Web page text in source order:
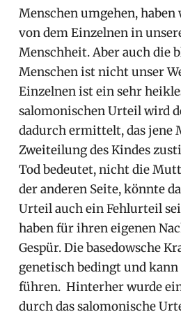
Menschen umgehen,
von dem Einzelnen in
Menschheit. Aber auch die
Menschen ist nicht unser
Einzelnen ist ein sehr
salomonischen Urteil wird
dadurch ermittelt, das jene
Zweiteilung des Kindes
Tod bedeutet, nicht die
der anderen Seite, könnte
Urteil auch ein Fehlurteil
haben für ihren eigenen
Gespür. Die basedowsche
genetisch bedingt und kann
führen. Hinterher wurde
durch das salomonische